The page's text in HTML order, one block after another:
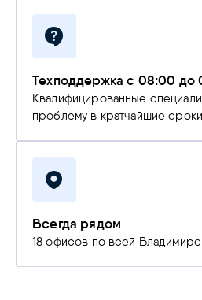
Техподдержка с 08:00 до
Квалифицированные
проблему в кратчайшие сроки
Всегда рядом
18 офисов по всей